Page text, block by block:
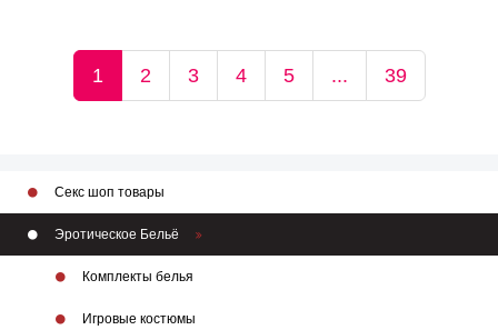
1 2 3 4 5 ... 39
Секс шоп товары
Эротическое Бельё
Комплекты белья
Игровые костюмы